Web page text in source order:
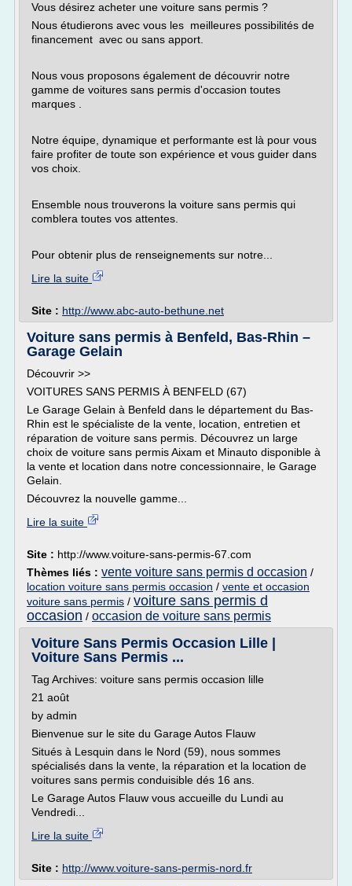
Vous désirez acheter une voiture sans permis ?
Nous étudierons avec vous les meilleures possibilités de
financement avec ou sans apport.
Nous vous proposons également de découvrir notre
gamme de voitures sans permis d'occasion toutes
marques .
Notre équipe, dynamique et performante est là pour vous
faire profiter de toute son expérience et vous guider dans
vos choix.
Ensemble nous trouverons la voiture sans permis qui
comblera toutes vos attentes.
Pour obtenir plus de renseignements sur notre...
Lire la suite
Site : http://www.abc-auto-bethune.net
Voiture sans permis à Benfeld, Bas-Rhin –
Garage Gelain
Découvrir >>
VOITURES SANS PERMIS À BENFELD (67)
Le Garage Gelain à Benfeld dans le département du Bas-
Rhin est le spécialiste de la vente, location, entretien et
réparation de voiture sans permis. Découvrez un large
choix de voiture sans permis Aixam et Minauto disponible à
la vente et location dans notre concessionnaire, le Garage
Gelain.
Découvrez la nouvelle gamme...
Lire la suite
Site : http://www.voiture-sans-permis-67.com
Thèmes liés : vente voiture sans permis d occasion /
location voiture sans permis occasion / vente et occasion
voiture sans permis / voiture sans permis d
occasion / occasion de voiture sans permis
Voiture Sans Permis Occasion Lille |
Voiture Sans Permis ...
Tag Archives: voiture sans permis occasion lille
21 août
by admin
Bienvenue sur le site du Garage Autos Flauw
Situés à Lesquin dans le Nord (59), nous sommes
spécialisés dans la vente, la réparation et la location de
voitures sans permis conduisible dés 16 ans.
Le Garage Autos Flauw vous accueille du Lundi au
Vendredi...
Lire la suite
Site : http://www.voiture-sans-permis-nord.fr